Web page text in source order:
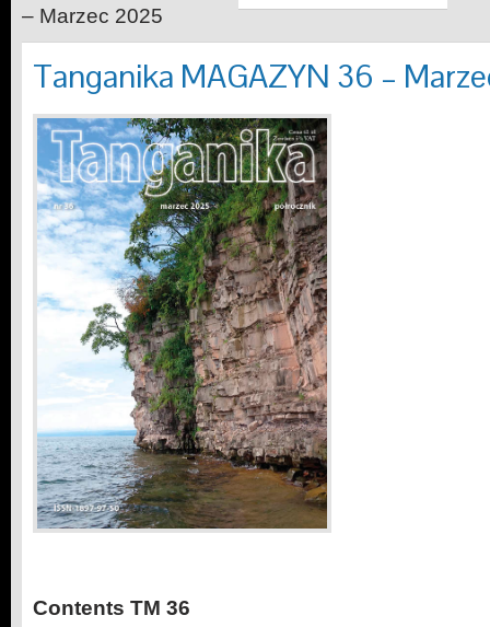
– Marzec 2025
Tanganika MAGAZYN 36 –
Contents TM 36